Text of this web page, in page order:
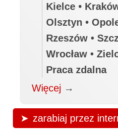
Kielce •
Olsztyn •
Rzeszów •
Wrocław •
Praca zdalna
Więcej →
zarabiaj przez